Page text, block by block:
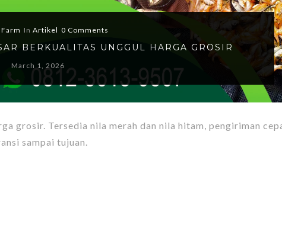
InArtikel 0 Comments
BERKUALITAS UNGGUL HARGA GROSIR
March 1, 2026
grosir. Tersedia nila merah dan nila hitam, pengiriman
sampai tujuan.